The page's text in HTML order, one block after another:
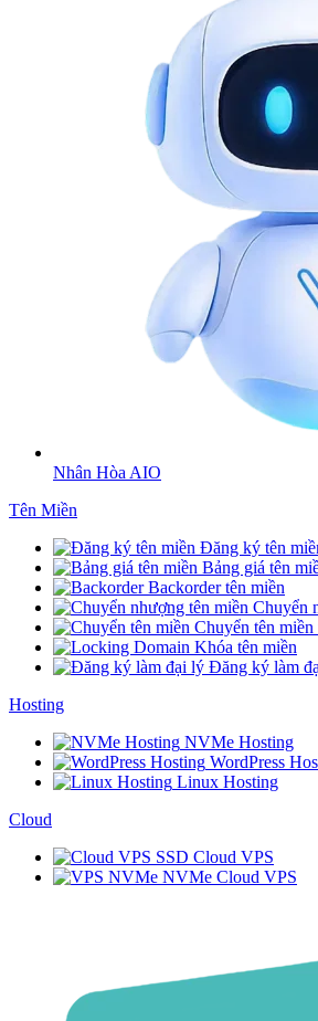
Nhân Hòa AIO
Tên Miền
Đăng ký tên
Bảng giá tên
Backorder tên miền
Chuyển
Chuyển tên
Khóa tên miền
Đăng ký làm
Hosting
NVMe Hosting
WordPress
Linux Hosting
Cloud
SSD Cloud VPS
NVMe Cloud VPS